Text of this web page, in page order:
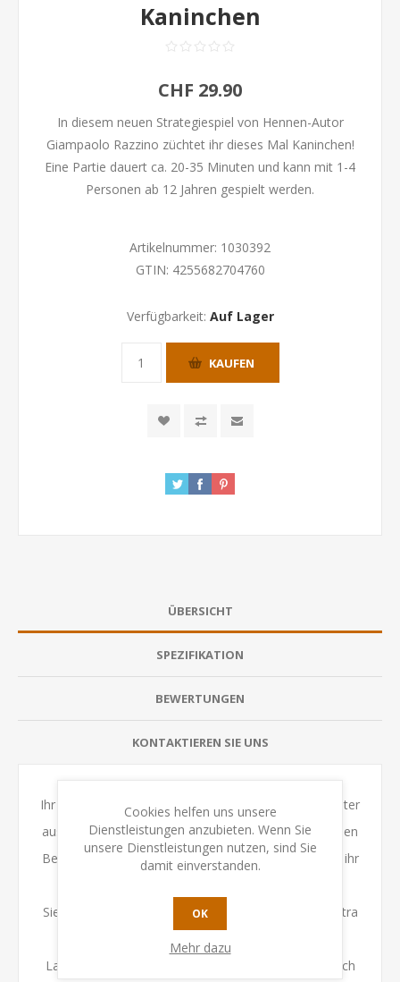
Kaninchen
CHF 29.90
In diesem neuen Strategiespiel von Hennen-Autor
Giampaolo Razzino züchtet ihr dieses Mal Kaninchen!
Eine Partie dauert ca. 20-35 Minuten und kann mit 1-4
Personen ab 12 Jahren gespielt werden.
Artikelnummer: 1030392
GTIN: 4255682704760
Verfügbarkeit: Auf Lager
KAUFEN
ÜBERSICHT
SPEZIFIKATION
BEWERTUNGEN
KONTAKTIEREN SIE UNS
Ihr legt die süßen Kaninchenkarten in einem 3×3-Raster
aus und müsst dabei die auf den Karten vorgegebenen
Bedingungen beachten. Am Ende der Partie erhaltet ihr
Siegpunkte. Durch einige Karten erhaltet ihr noch extra
Punkte für bestimmte Endbedingungen,
Lagerungssymbole und übrige Ressourcen, aber auch
Cookies helfen uns unsere
Dienstleistungen anzubieten. Wenn Sie
unsere Dienstleistungen nutzen, sind Sie
damit einverstanden.
OK
Mehr dazu